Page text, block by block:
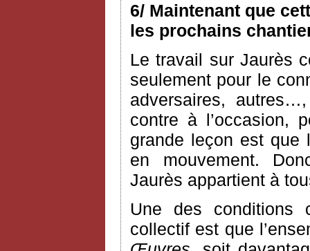
6/ Maintenant que
les prochains
Le travail sur Jaurès
seulement pour le
adversaires,
contre à l’occasion,
grande leçon est que
en mouvement.
Jaurès appartient à
Une des conditions
collectif est que